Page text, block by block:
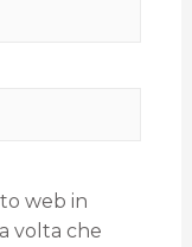
web in
volta che